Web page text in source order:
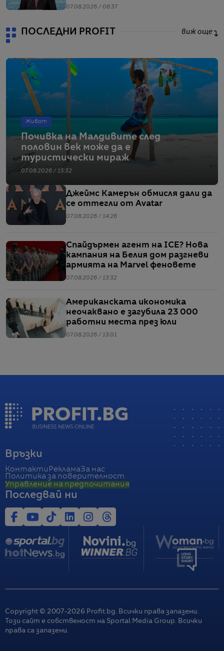
07.08.2026 / 06:37
ПОСЛЕДНИ PROFIT виж още
Живот
Почивка на Малдивите след
половин век може да е
туристически мираж
07.08.2026 / 15:32
Джеймс Камерън обмисля дали да
се оттегли от Avatar
07.08.2026 / 14:26
Спайдърмен агент на ICE? Нова
кампания на Белия дом разгневи
армията на Marvel феновете
07.08.2026 / 13:32
Американската икономика
неочаквано е загубила 23 000
работни места през юли
07.08.2026 / 13:01
Връзки
Контакти РекламаЗа нас
Политика за поверителност
Управление на предпочитания
Последвай ни
Copyright © 2007-2026 Profit.bg. Всички права запазени.
Този сайт е собственост на Sportal Media Group. Всички
права са запазени.